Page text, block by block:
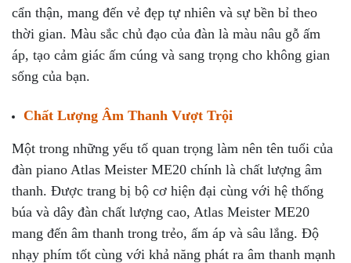
cẩn thận, mang đến vẻ đẹp tự nhiên và sự bền bỉ theo
thời gian. Màu sắc chủ đạo của đàn là màu nâu gỗ ấm
áp, tạo cảm giác ấm cúng và sang trọng cho không gian
sống của bạn.
Chất Lượng Âm Thanh Vượt Trội
Một trong những yếu tố quan trọng làm nên tên tuổi của
đàn piano Atlas Meister ME20 chính là chất lượng âm
thanh. Được trang bị bộ cơ hiện đại cùng với hệ thống
búa và dây đàn chất lượng cao, Atlas Meister ME20
mang đến âm thanh trong trẻo, ấm áp và sâu lắng. Độ
nhạy phím tốt cùng với khả năng phát ra âm thanh mạnh